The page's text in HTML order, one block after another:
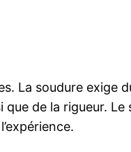
La soudure exige
que de la rigueur.